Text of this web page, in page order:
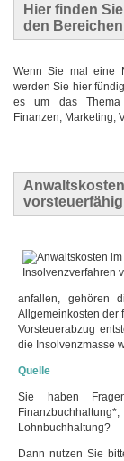
Hier finden
den
Wenn Sie mal eine
werden Sie hier
es um das Thema
Finanzen, Marketing,
vorsteuerfähig
anfallen, gehören
Allgemeinkosten der
Vorsteuerabzug
die Insolvenzmasse
Quelle
Sie haben
Lohnbuchhaltung?
Dann nutzen Sie